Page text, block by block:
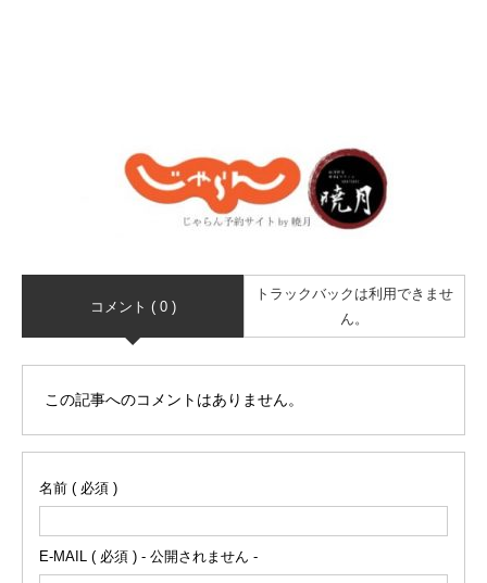
コメント ( 0 )
トラックバックは利用できませ
ん。
この記事へのコメントはありません。
名前 ( 必須 )
E-MAIL ( 必須 ) - 公開されません -